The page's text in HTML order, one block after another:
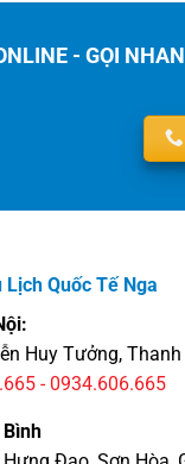
- GỌI
Lịch Quốc Tế Nga
Huy Tưởng, Thanh
- 0934.606.665
Bình